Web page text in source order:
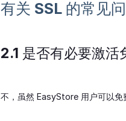
有关 SSL 的常见
2.1 是否有必要激活
不，虽然 EasyStore 用户可以免